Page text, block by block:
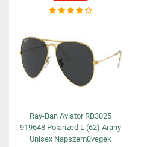
Ray-Ban Aviator RB3025
919648 Polarized L (62) Arany
Unisex Napszemüvegek